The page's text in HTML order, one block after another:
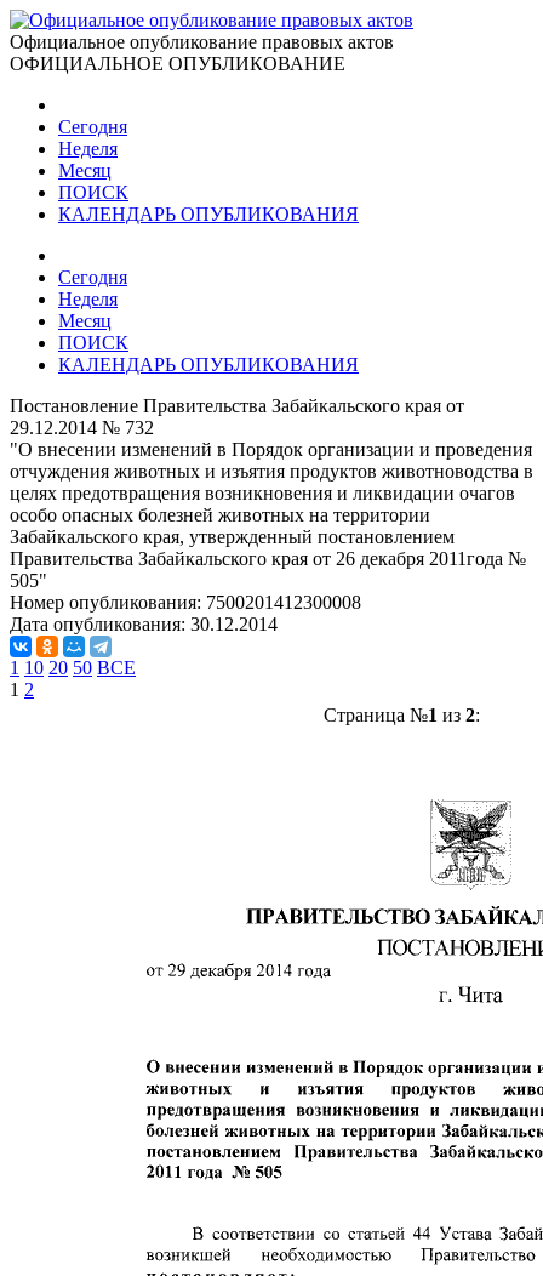
Официальное опубликование правовых актов
ОФИЦИАЛЬНОЕ ОПУБЛИКОВАНИЕ
Сегодня
Неделя
Месяц
ПОИСК
КАЛЕНДАРЬ ОПУБЛИКОВАНИЯ
Сегодня
Неделя
Месяц
ПОИСК
КАЛЕНДАРЬ ОПУБЛИКОВАНИЯ
Постановление Правительства Забайкальского края от
29.12.2014 № 732
"О внесении изменений в Порядок организации и проведения
отчуждения животных и изъятия продуктов животноводства в
целях предотвращения возникновения и ликвидации очагов
особо опасных болезней животных на территории
Забайкальского края, утвержденный постановлением
Правительства Забайкальского края от 26 декабря 2011года №
505"
Номер опубликования: 7500201412300008
Дата опубликования: 30.12.2014
1 10 20 50 ВСЕ
1 2
Страница №1 из 2: